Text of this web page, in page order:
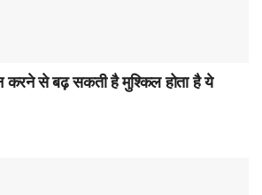
करने से बढ़ सकती है मुश्किल होता है ये